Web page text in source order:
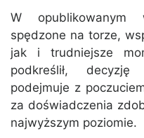
W opublikowanym
spędzone na torze,
jak i trudniejsze
podkreślił,
podejmuje z
za doświadczenia
najwyższym poziomie.